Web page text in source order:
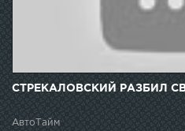
СТРЕКАЛОВСКИЙ РАЗБИЛ
АвтоТайм